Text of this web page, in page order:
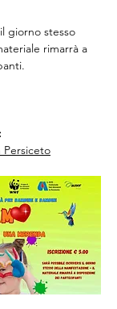
giorno stesso
rimarrà a
Persiceto